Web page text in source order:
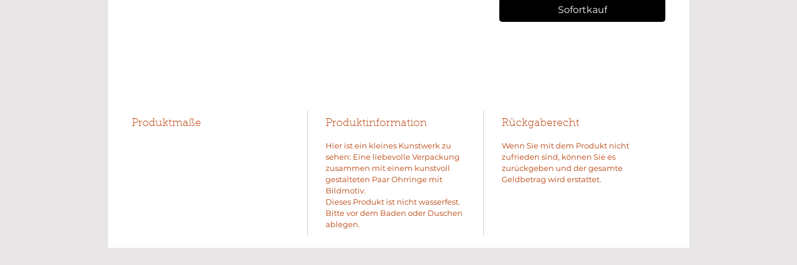
Sofortkauf
Produktmaße Produktinformation
Hier ist ein kleines Kunstwerk zu
sehen: Eine liebevolle Verpackung
zusammen mit einem kunstvoll
gestalteten Paar Ohrringe mit
Bildmotiv.
Dieses Produkt ist nicht wasserfest.
Bitte vor dem Baden oder Duschen
ablegen.
Rückgaberecht
Wenn Sie mit dem Produkt nicht
zufrieden sind, können Sie es
zurückgeben und der gesamte
Geldbetrag wird erstattet.